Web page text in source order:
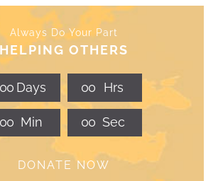
Always Do Your Part
HELPING OTHERS
00 Days 00 Hrs
00 Min 00 Sec
DONATE NOW